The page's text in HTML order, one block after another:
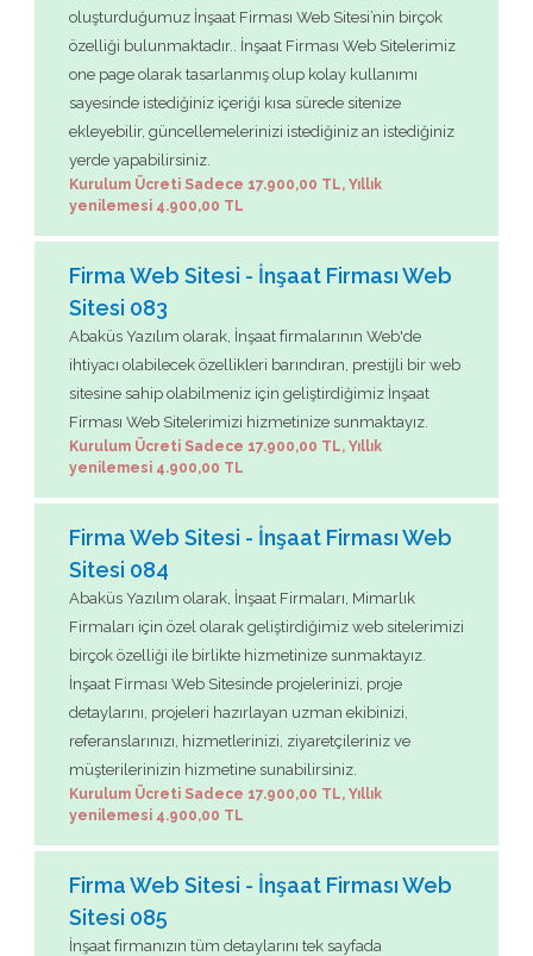
oluşturduğumuz İnşaat Firması Web Sitesi’nin birçok
özelliği bulunmaktadır.. İnşaat Firması Web Sitelerimiz
one page olarak tasarlanmış olup kolay kullanımı
sayesinde istediğiniz içeriği kısa sürede sitenize
ekleyebilir, güncellemelerinizi istediğiniz an istediğiniz
yerde yapabilirsiniz.
Kurulum Ücreti Sadece 17.900,00 TL, Yıllık
yenilemesi 4.900,00 TL
Firma Web Sitesi - İnşaat Firması Web
Sitesi 083
Abaküs Yazılım olarak, İnşaat firmalarının Web'de
ihtiyacı olabilecek özellikleri barındıran, prestijli bir web
sitesine sahip olabilmeniz için geliştirdiğimiz İnşaat
Firması Web Sitelerimizi hizmetinize sunmaktayız.
Kurulum Ücreti Sadece 17.900,00 TL, Yıllık
yenilemesi 4.900,00 TL
Firma Web Sitesi - İnşaat Firması Web
Sitesi 084
Abaküs Yazılım olarak, İnşaat Firmaları, Mimarlık
Firmaları için özel olarak geliştirdiğimiz web sitelerimizi
birçok özelliği ile birlikte hizmetinize sunmaktayız.
İnşaat Firması Web Sitesinde projelerinizi, proje
detaylarını, projeleri hazırlayan uzman ekibinizi,
referanslarınızı, hizmetlerinizi, ziyaretçileriniz ve
müşterilerinizin hizmetine sunabilirsiniz.
Kurulum Ücreti Sadece 17.900,00 TL, Yıllık
yenilemesi 4.900,00 TL
Firma Web Sitesi - İnşaat Firması Web
Sitesi 085
İnşaat firmanızın tüm detaylarını tek sayfada